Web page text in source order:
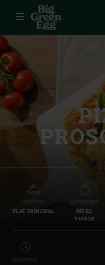
Menu
SERVICE
PLAT PRINCIPAL
CATÉGORIE
PÂTES,
VIANDE
QUANTITÉ